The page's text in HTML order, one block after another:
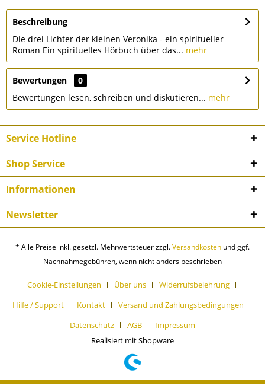
Beschreibung
Die drei Lichter der kleinen Veronika - ein spiritueller
Roman Ein spirituelles Hörbuch über das... mehr
Bewertungen
0
Bewertungen lesen, schreiben und diskutieren... mehr
Service Hotline
Shop Service
Informationen
Newsletter
* Alle Preise inkl. gesetzl. Mehrwertsteuer zzgl.Versandkosten und ggf.
Nachnahmegebühren, wenn nicht anders beschrieben
Cookie-Einstellungen Über uns
Widerrufsbelehrung
Hilfe / Support
Kontakt
Versand und Zahlungsbedingungen
Datenschutz
AGB
Impressum
Realisiert mit Shopware